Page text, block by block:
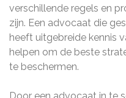
verschillende regels en
zijn. Een advocaat die
heeft uitgebreide kennis
helpen om de beste
te beschermen.